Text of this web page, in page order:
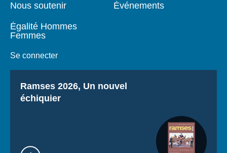
Nous soutenir
Égalité Hommes
Femmes
Se connecter
Événements
Titre
Ramses 2026, Un nouvel
échiquier